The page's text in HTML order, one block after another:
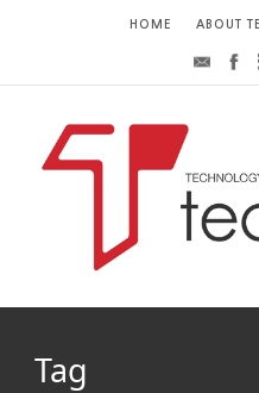
HOME ABOUT
Tag